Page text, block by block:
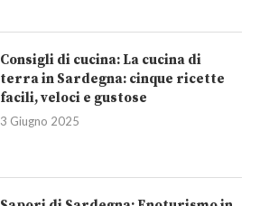
Consigli di cucina: La cucina di
terra in Sardegna: cinque ricette
facili, veloci e gustose
3 Giugno 2025